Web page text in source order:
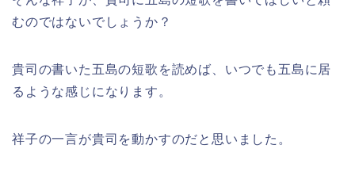
むのではないでしょうか？
貴司の書いた五島の短歌を読めば、いつでも五島に居
るような感じになります。
祥子の一言が貴司を動かすのだと思いました。